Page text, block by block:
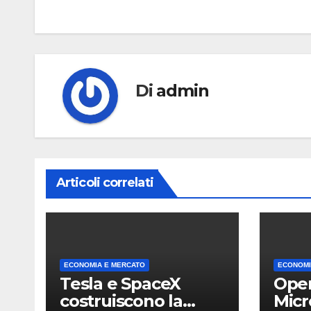
Di admin
Articoli correlati
ECONOMIA E MERCATO
Tesla e SpaceX
costruiscono la